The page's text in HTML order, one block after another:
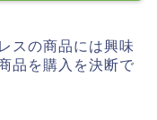
スの商品には興味
品を購入を決断で